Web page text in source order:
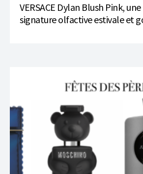
VERSACE Dylan Blush Pink,
signature olfactive estivale et